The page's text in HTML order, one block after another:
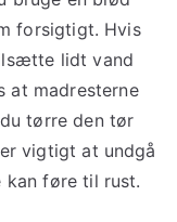
forsigtigt. Hvis
lidt vand
at madresterne
tørre den tør
vigtigt at undgå
kan føre til rust.